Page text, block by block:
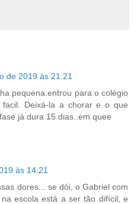
de 2019 às 21:21
pequena.entrou para o colégio
Deixá-la a chorar e o que
já dura 15 dias..em quee
às 14:21
dores... se dói, o Gabriel com
escola está a ser tão difícil, e